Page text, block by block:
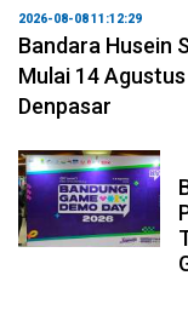
2026-08-08 11:12:29
Bandara Husein
Mulai 14
Denpasar